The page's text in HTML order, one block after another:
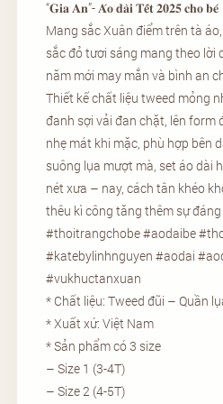
₫
đ
ế
n
6
8
0
.
0
0
0
₫
“𝐆𝐢𝐚 𝐀𝐧”- 𝐀́𝐨 𝐝𝐚̀𝐢 𝐓𝐞̂́𝐭 𝟐𝟎𝟐𝟓 𝐜𝐡𝐨 𝐛𝐞́
Mang sắc Xuân điểm trên tà
sắc đỏ tươi sáng mang theo lời
năm mới may mắn và bình an
Thiết kế chất liệu tweed mỏng
đanh sợi vải đan chặt, lên form
nhẹ mát khi mặc, phù hợp bên
suông lụa mượt mà, set áo dài
nét xưa – nay, cách tân khéo
thêu kì công tăng thêm sự đáng
#thoitrangchobe #aodaibe
#katebylinhnguyen #aodai
#vukhuctanxuan
* Chất liệu: Tweed đũi – Quần
* Xuất xứ: Việt Nam
* Sản phẩm có 3 size
– Size 1 (3-4T)
– Size 2 (4-5T)